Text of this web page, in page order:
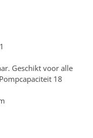
Geschikt voor alle
18